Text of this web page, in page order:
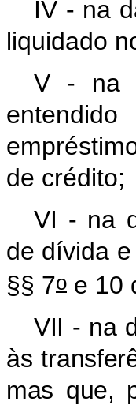
IV - na
liquidado
V - na
de crédito;
VI - na
de dívida
§§ 7o e 10
VII - na
às
mas que,